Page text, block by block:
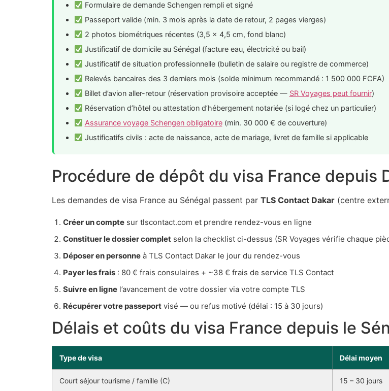
Formulaire de demande Schengen rempli et signé
Passeport valide (min. 3 mois après la date de retour, 2 pages vierges)
2 photos biométriques récentes (3,5 × 4,5 cm, fond blanc)
Justificatif de domicile au Sénégal (facture eau, électricité ou bail)
Justificatif de situation professionnelle (bulletin de salaire ou registre de commerce)
Relevés bancaires des 3 derniers mois (solde minimum recommandé : 1 500 000 FCFA)
Billet d’avion aller-retour (réservation provisoire acceptée — SR Voyages peut fournir)
Réservation d’hôtel ou attestation d’hébergement notariée (si logé chez un particulier)
Assurance voyage Schengen obligatoire(min. 30 000 € de couverture)
Justificatifs civils : acte de naissance, acte de mariage, livret de famille si applicable
Procédure de dépôt du visa France depuis
Les demandes de visa France au Sénégal passent par TLS Contact Dakar (centre
Créer un compte sur tlscontact.com et prendre rendez-vous en ligne
Constituer le dossier complet selon la checklist ci-dessus (SR Voyages vérifie chaque
Déposer en personne à TLS Contact Dakar le jour du rendez-vous
Payer les frais : 80 € frais consulaires + ~38 € frais de service TLS Contact
Suivre en ligne l’avancement de votre dossier via votre compte TLS
Récupérer votre passeport visé — ou refus motivé (délai : 15 à 30 jours)
Délais et coûts du visa France depuis le
Type de visa Délai moyen
Court séjour tourisme / famille (C) 15 – 30 jours